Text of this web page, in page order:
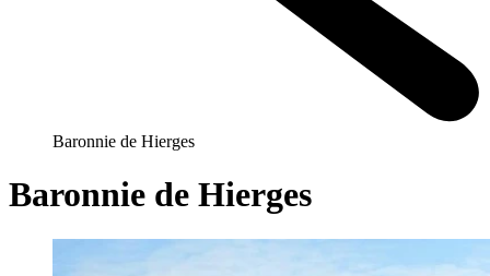
Baronnie de Hierges
Baronnie de Hierges